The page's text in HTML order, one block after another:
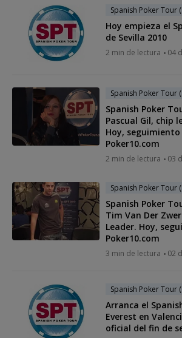
Spanish Poker Tour
Hoy empieza el
de Sevilla 2010
2 min de lectura 04
Spanish Poker Tour
Spanish Poker
Pascual Gil, chip
Hoy,
Poker10.com
2 min de lectura 03
Spanish Poker Tour
Spanish Poker
Tim Van Der
Leader. Hoy,
Poker10.com
3 min de lectura 02
Spanish Poker Tour
Arranca el
Everest en
oficial del fin de